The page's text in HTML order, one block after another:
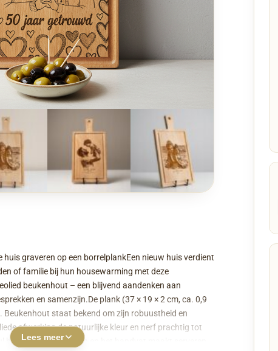
graveren op een borrelplankEen nieuw huis verdient
of familie bij hun housewarming met deze
beukenhout – een blijvend aandenken aan
en samenzijn.De plank (37 × 19 × 2 cm, ca. 0,9
Beukenhout staat bekend om zijn robuustheid en
afwerking de natuurlijke kleur en nerf prachtig tot
houdt de tafel schoon en het handvat maakt serveren
Lees meer